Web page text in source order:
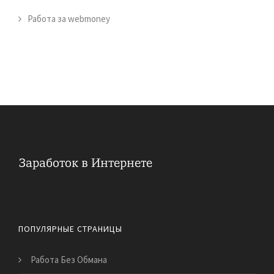
Работа за webmoney
ПОПУЛЯРНЫЕ СТРАНИЦЫ
Работа Без Обмана